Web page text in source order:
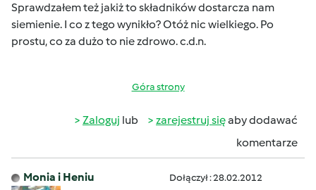
Sprawdzałem też jakiż to składników dostarcza nam
siemienie. I co z tego wynikło? Otóż nic wielkiego. Po
prostu, co za dużo to nie zdrowo. c.d.n.
Góra strony
Zaloguj lub zarejestruj sięaby dodawać
komentarze
Monia i Heniu Dołączył : 28.02.2012